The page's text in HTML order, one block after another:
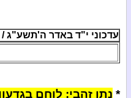
עדכוני י"ד באדר ה'תשע"ג / 24.2.2013
* נתן זהבי: לוחם